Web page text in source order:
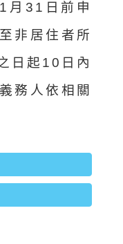
月31日前申
非居住者所
日起10日內
務人依相關